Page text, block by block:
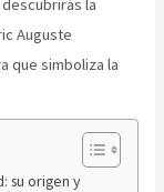
la
Auguste
que simboliza la
su origen y